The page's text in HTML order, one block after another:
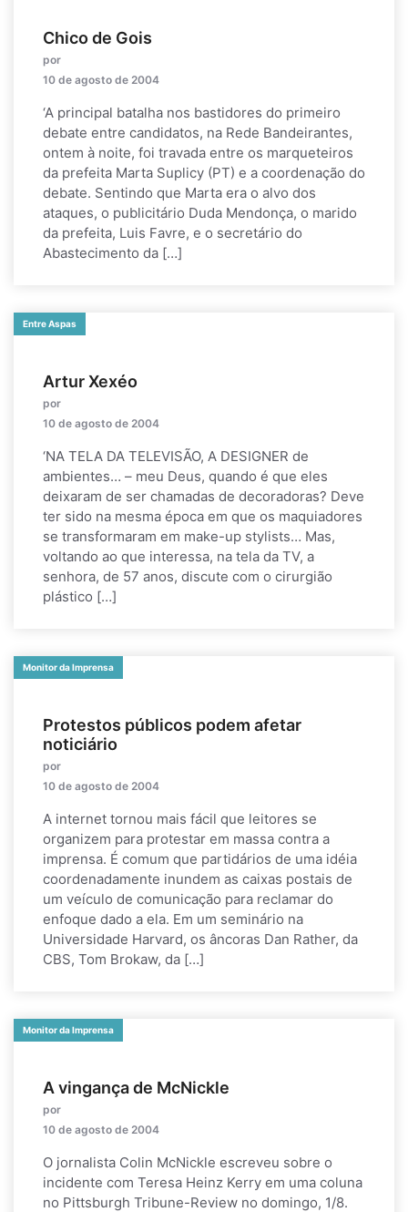
Chico de Gois
por
10 de agosto de 2004
‘A principal batalha nos bastidores do primeiro
debate entre candidatos, na Rede Bandeirantes,
ontem à noite, foi travada entre os marqueteiros
da prefeita Marta Suplicy (PT) e a coordenação do
debate. Sentindo que Marta era o alvo dos
ataques, o publicitário Duda Mendonça, o marido
da prefeita, Luis Favre, e o secretário do
Abastecimento da […]
Entre Aspas
Artur Xexéo
por
10 de agosto de 2004
‘NA TELA DA TELEVISÃO, A DESIGNER de
ambientes… – meu Deus, quando é que eles
deixaram de ser chamadas de decoradoras? Deve
ter sido na mesma época em que os maquiadores
se transformaram em make-up stylists… Mas,
voltando ao que interessa, na tela da TV, a
senhora, de 57 anos, discute com o cirurgião
plástico […]
Monitor da Imprensa
Protestos públicos podem afetar
noticiário
por
10 de agosto de 2004
A internet tornou mais fácil que leitores se
organizem para protestar em massa contra a
imprensa. É comum que partidários de uma idéia
coordenadamente inundem as caixas postais de
um veículo de comunicação para reclamar do
enfoque dado a ela. Em um seminário na
Universidade Harvard, os âncoras Dan Rather, da
CBS, Tom Brokaw, da […]
Monitor da Imprensa
A vingança de McNickle
por
10 de agosto de 2004
O jornalista Colin McNickle escreveu sobre o
incidente com Teresa Heinz Kerry em uma coluna
no Pittsburgh Tribune-Review no domingo, 1/8.